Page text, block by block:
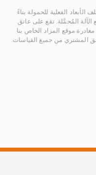
الفعلية للحمولة بناءً
المُحمَّلة. تقع على عاتق
موقع المزاد الخاص بنا
المشتري من جميع القياسات.